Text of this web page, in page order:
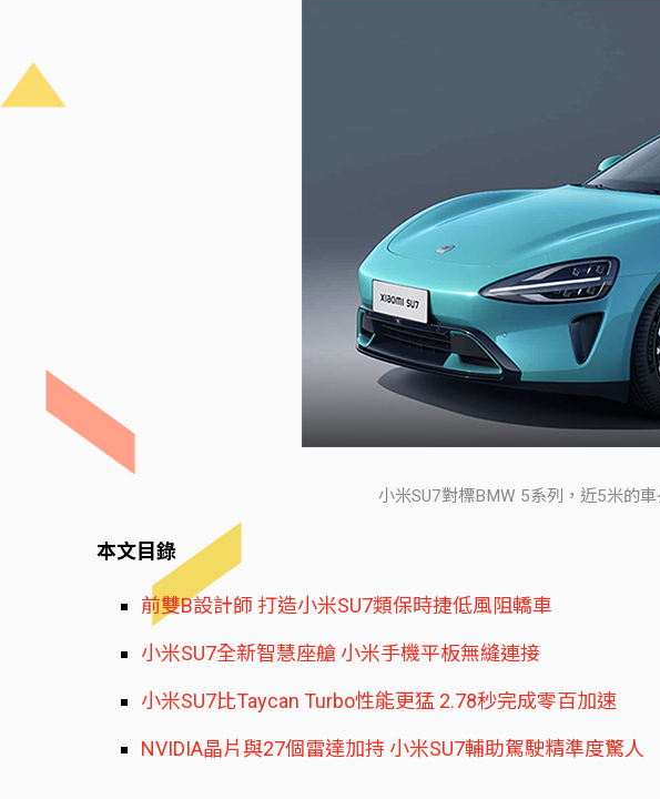
小米SU7對標BMW 5系列，近5米的
本文目錄
前雙B設計師 打造小米SU7類保時捷低風阻轎車
小米SU7全新智慧座艙 小米手機平板無縫連接
小米SU7比Taycan Turbo性能更猛 2.78秒完成零百加速
NVIDIA晶片與27個雷達加持 小米SU7輔助駕駛精準度驚人